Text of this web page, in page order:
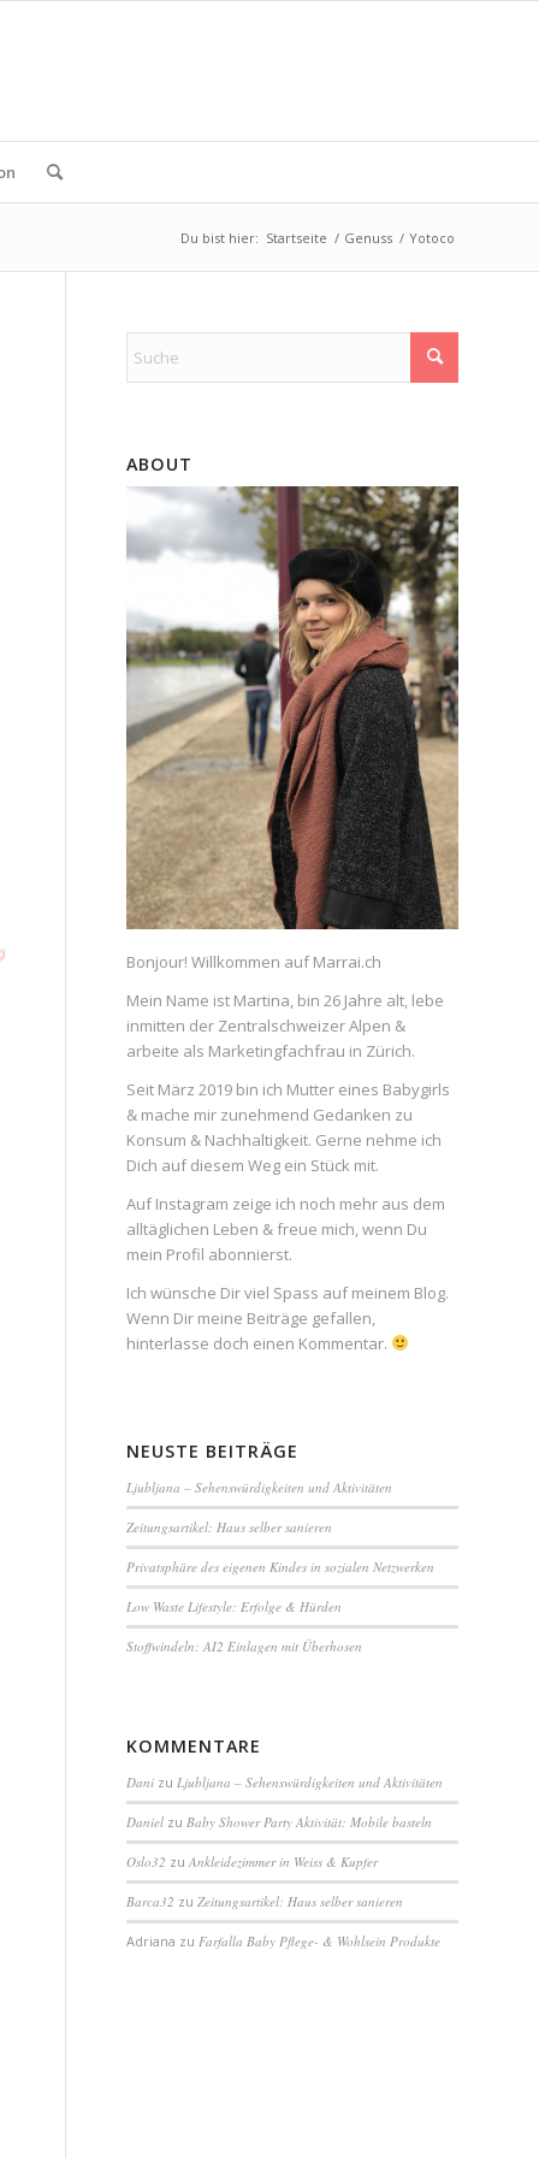
Du bist hier: Startseite / Genuss / Yotoco
ABOUT
Bonjour! Willkommen auf Marrai.ch
Mein Name ist Martina, bin 26 Jahre alt, lebe
inmitten der Zentralschweizer Alpen &
arbeite als Marketingfachfrau in Zürich.
Seit März 2019 bin ich Mutter eines Babygirls
& mache mir zunehmend Gedanken zu
Konsum & Nachhaltigkeit. Gerne nehme ich
Dich auf diesem Weg ein Stück mit.
Auf Instagram zeige ich noch mehr aus dem
alltäglichen Leben & freue mich, wenn Du
mein Profil abonnierst.
Ich wünsche Dir viel Spass auf meinem Blog.
Wenn Dir meine Beiträge gefallen,
hinterlasse doch einen Kommentar.
NEUSTE BEITRÄGE
Ljubljana – Sehenswürdigkeiten und Aktivitäten
Zeitungsartikel: Haus selber sanieren
Privatsphäre des eigenen Kindes in sozialen Netzwerken
Low Waste Lifestyle: Erfolge & Hürden
Stoffwindeln: AI2 Einlagen mit Überhosen
KOMMENTARE
Dani zu Ljubljana – Sehenswürdigkeiten und Aktivitäten
Daniel zu Baby Shower Party Aktivität: Mobile basteln
Oslo32 zuAnkleidezimmer in Weiss & Kupfer
Barca32 zu Zeitungsartikel: Haus selber sanieren
Adriana zu Farfalla Baby Pflege- & Wohlsein Produkte